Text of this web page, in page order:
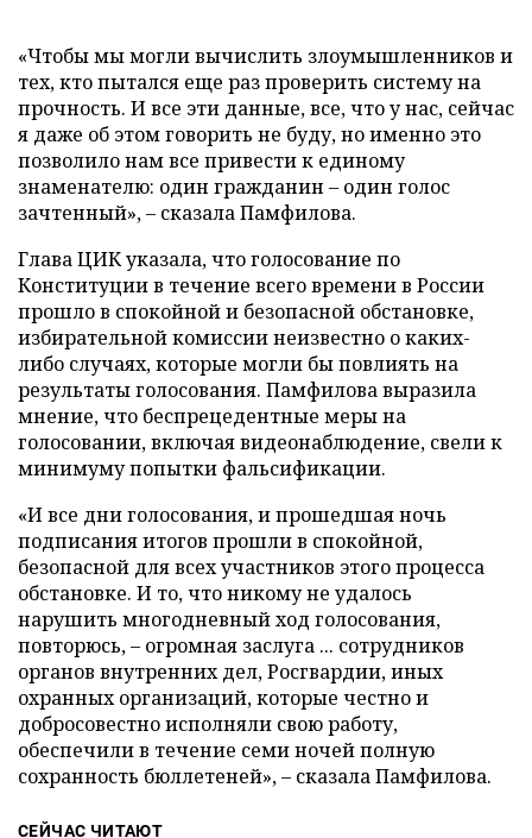
«Чтобы мы могли вычислить злоумышленников и
тех, кто пытался еще раз проверить систему на
прочность. И все эти данные, все, что у нас, сейчас
я даже об этом говорить не буду, но именно это
позволило нам все привести к единому
знаменателю: один гражданин – один голос
зачтенный», – сказала Памфилова.
Глава ЦИК указала, что голосование по
Конституции в течение всего времени в России
прошло в спокойной и безопасной обстановке,
избирательной комиссии неизвестно о каких-
либо случаях, которые могли бы повлиять на
результаты голосования. Памфилова выразила
мнение, что беспрецедентные меры на
голосовании, включая видеонаблюдение, свели к
минимуму попытки фальсификации.
«И все дни голосования, и прошедшая ночь
подписания итогов прошли в спокойной,
безопасной для всех участников этого процесса
обстановке. И то, что никому не удалось
нарушить многодневный ход голосования,
повторюсь, – огромная заслуга ... сотрудников
органов внутренних дел, Росгвардии, иных
охранных организаций, которые честно и
добросовестно исполняли свою работу,
обеспечили в течение семи ночей полную
сохранность бюллетеней», – сказала Памфилова.
СЕЙЧАС ЧИТАЮТ